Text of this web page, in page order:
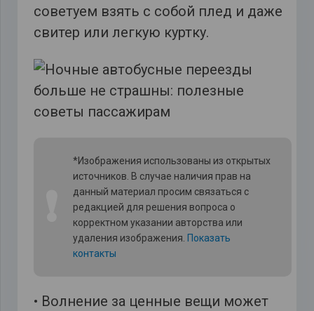
советуем взять с собой плед и даже
свитер или легкую куртку.
*Изображения использованы из открытых
источников. В случае наличия прав на
данный материал просим связаться с
редакцией для решения вопроса о
корректном указании авторства или
удаления изображения. Показать
контакты
• Волнение за ценные вещи может